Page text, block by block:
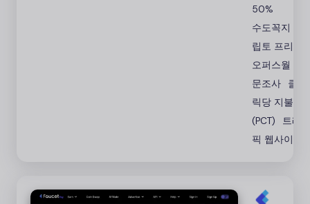
하면 무료로
받을 수 있
습니다.
50%
수도꼭지 크
립토 프리
오퍼스월 설
문조사
클
릭당 지불
(PCT)
트래
픽 웹사이트